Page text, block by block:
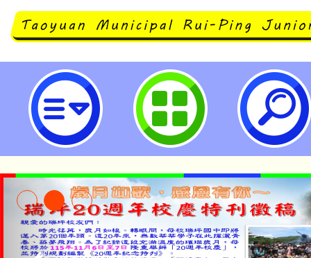
國立彰化師範大學推廣教育「精
程」之「全人視角-融合教育攻略
論」、「諮商師的基本功-諮商理
正音與拼音」、「臺灣台語認證B2
市立瑞坪國民中學